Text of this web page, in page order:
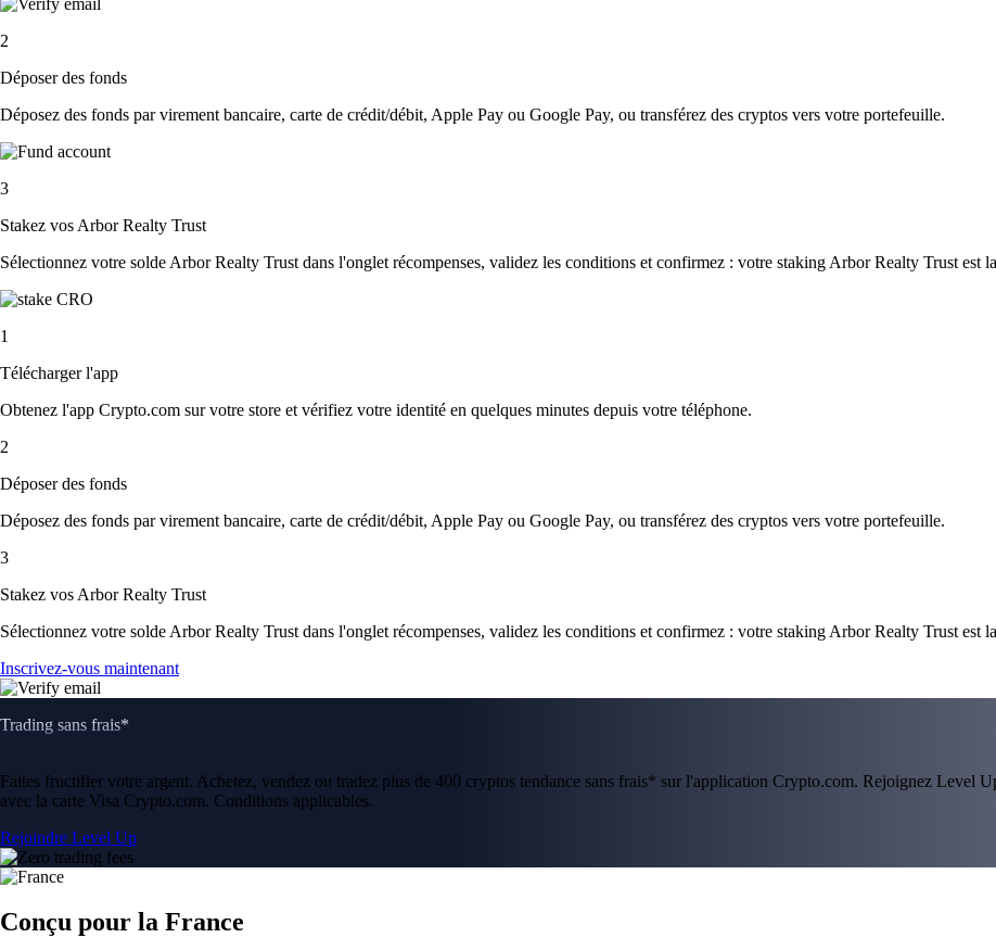
2
Déposer des fonds
Déposez des fonds par virement bancaire, carte de crédit/débit, Apple Pay ou Google Pay, ou transférez des cryptos vers votre portefeuille.
3
Stakez vos Arbor Realty Trust
Sélectionnez votre solde Arbor Realty Trust dans l'onglet récompenses, validez les conditions et confirmez : votre staking Arbor Realty Trust est
1
Télécharger l'app
Obtenez l'app Crypto.com sur votre store et vérifiez votre identité en quelques minutes depuis votre téléphone.
2
Déposer des fonds
Déposez des fonds par virement bancaire, carte de crédit/débit, Apple Pay ou Google Pay, ou transférez des cryptos vers votre portefeuille.
3
Stakez vos Arbor Realty Trust
Sélectionnez votre solde Arbor Realty Trust dans l'onglet récompenses, validez les conditions et confirmez : votre staking Arbor Realty Trust est
Inscrivez-vous maintenant
Trading sans frais*
Faites fructifier votre argent. Achetez, vendez ou tradez plus de 400 cryptos tendance sans frais* sur l'application Crypto.com. Rejoignez Level
avec la carte Visa Crypto.com. Conditions applicables.
Rejoindre Level Up
Conçu pour la France